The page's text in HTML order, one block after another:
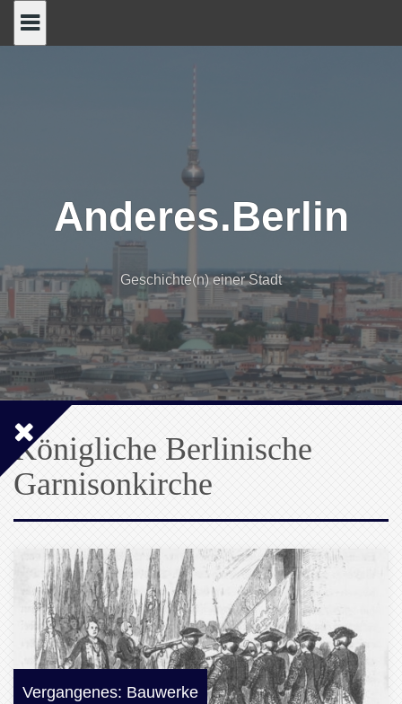
Anderes.Berlin
Geschichte(n) einer Stadt
Königliche Berlinische
Garnisonkirche
Vergangenes: Bauwerke